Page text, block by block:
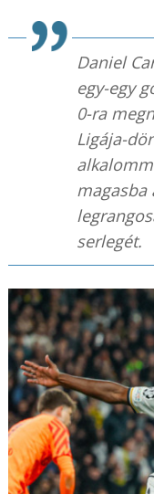
Daniel
egy-egy
0-ra
Ligája-
magasba
serlegét.